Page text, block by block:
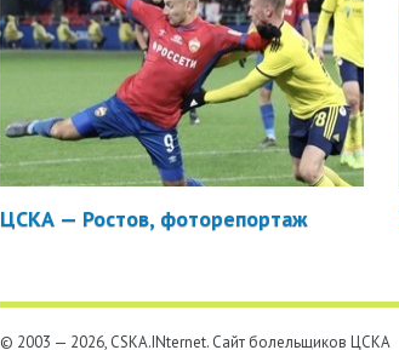
ЦСКА — Ростов, фоторепортаж
© 2003 — 2026, CSKA.INternet. Cайт болельщиков ЦСКА